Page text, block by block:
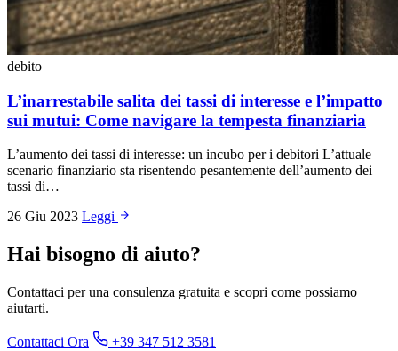
debito
L’inarrestabile salita dei tassi di interesse e l’impatto
sui mutui: Come navigare la tempesta finanziaria
L’aumento dei tassi di interesse: un incubo per i debitori L’attuale
scenario finanziario sta risentendo pesantemente dell’aumento dei
tassi di…
26 Giu 2023 Leggi
Hai bisogno di aiuto?
Contattaci per una consulenza gratuita e scopri come possiamo
aiutarti.
Contattaci Ora +39 347 512 3581